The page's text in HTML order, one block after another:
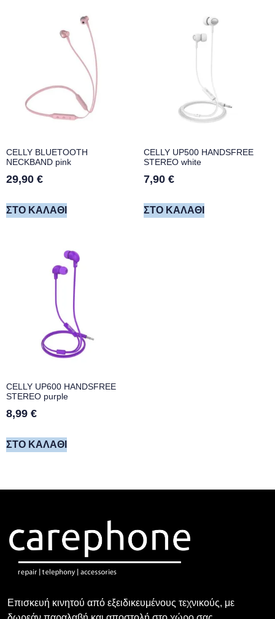
CELLY BLUETOOTH
NECKBAND pink
29,90 €
ΣΤΟ ΚΑΛΆΘΙ
CELLY UP500 HANDSFREE
STEREO white
7,90 €
ΣΤΟ ΚΑΛΆΘΙ
CELLY UP600 HANDSFREE
STEREO purple
8,99 €
ΣΤΟ ΚΑΛΆΘΙ
Επισκευή κινητού από εξειδικευμένους τεχνικούς, με